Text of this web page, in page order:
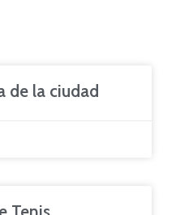
de la ciudad